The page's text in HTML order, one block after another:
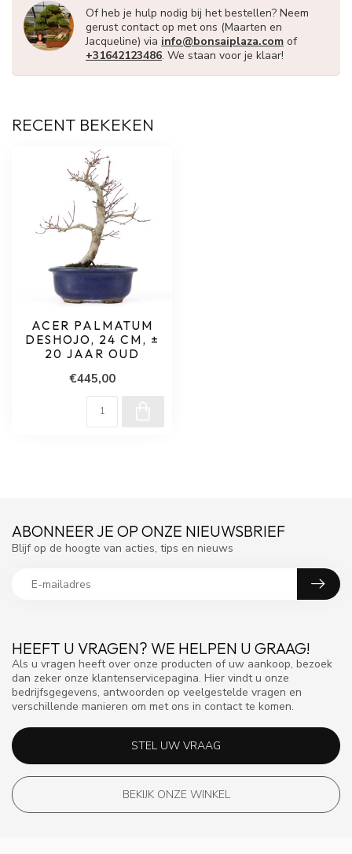
Of heb je hulp nodig bij het bestellen? Neem
gerust contact op met ons (Maarten en
Jacqueline) via info@bonsaiplaza.com of
+31642123486. We staan voor je klaar!
RECENT BEKEKEN
ACER PALMATUM
DESHOJO, 24 CM, ±
20 JAAR OUD
€445,00
HEEFT U VRAGEN? WE HELPEN U GRAAG!
Als u vragen heeft over onze producten of uw aankoop, bezoek
dan zeker onze klantenservicepagina. Hier vindt u onze
bedrijfsgegevens, antwoorden op veelgestelde vragen en
verschillende manieren om met ons in contact te komen.
STEL UW VRAAG
BEKIJK ONZE WINKEL
ABONNEER JE OP ONZE NIEUWSBRIEF
Blijf op de hoogte van acties, tips en nieuws